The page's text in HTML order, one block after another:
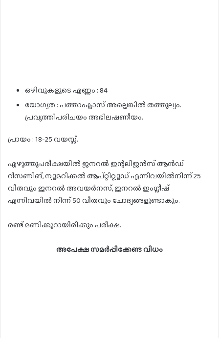
ഒഴിവുകളുടെ എണ്ണം : 84
യോഗ്യത : പത്താംക്ലാസ് അല്ലെങ്കിൽ തത്തുല്യം.
പ്രവൃത്തിപരിചയം അഭിലഷണീയം.
പ്രായം : 18-25 വയസ്സ്.
എഴുത്തുപരീക്ഷയിൽ ജനറൽ ഇന്റലിജൻസ് ആൻഡ്
റീസണിങ്, ന്യൂമറിക്കൽ ആപ്റ്റിറ്റ്യൂഡ് എന്നിവയിൽനിന്ന് 25
വീതവും ജനറൽ അവയർനസ്, ജനറൽ ഇംഗ്ലീഷ്
എന്നിവയിൽ നിന്ന് 50 വീതവും ചോദ്യങ്ങളുണ്ടാകും.
രണ്ട് മണിക്കൂറായിരിക്കും പരീക്ഷ.
അപേക്ഷ സമർപ്പിക്കേണ്ട വിധം